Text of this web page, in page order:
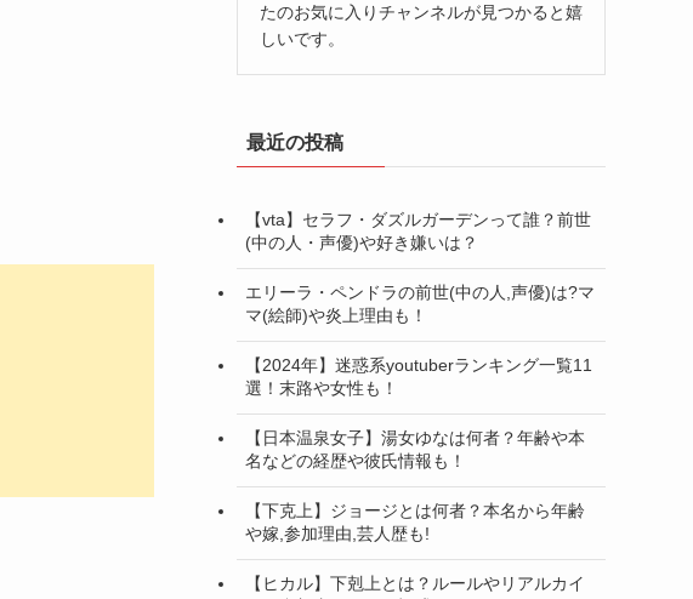
たのお気に入りチャンネルが見つかると嬉
しいです。
最近の投稿
【vta】セラフ・ダズルガーデンって誰？前世
(中の人・声優)や好き嫌いは？
エリーラ・ペンドラの前世(中の人,声優)は?マ
マ(絵師)や炎上理由も！
【2024年】迷惑系youtuberランキング一覧11
選！末路や女性も！
【日本温泉女子】湯女ゆなは何者？年齢や本
名などの経歴や彼氏情報も！
【下克上】ジョージとは何者？本名から年齢
や嫁,参加理由,芸人歴も!
【ヒカル】下剋上とは？ルールやリアルカイ